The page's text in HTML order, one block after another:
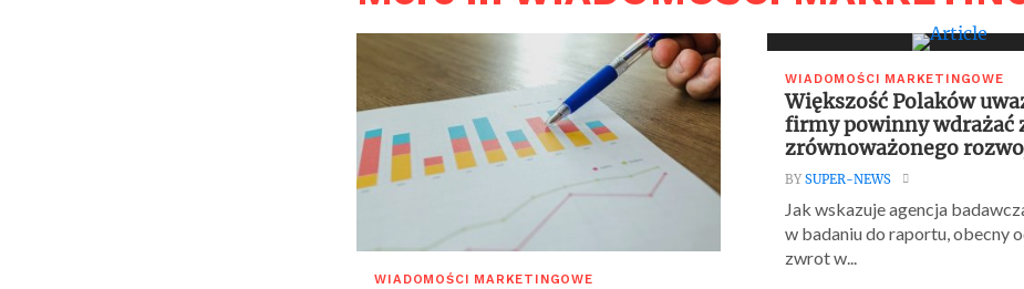
WIADOMOŚCI MARKETINGOWE
WIADOMOŚCI MARKETINGOWE
Większość Polaków
firmy powinny wdrażać
zrównoważonego
BYSUPER-NEWS
Jak wskazuje agencja
w badaniu do raportu, obecny
zwrot w...